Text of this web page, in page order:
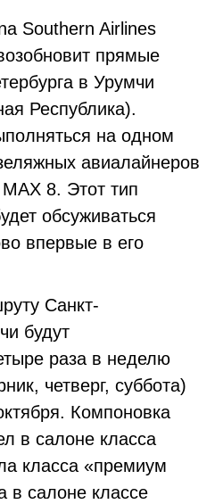
Southern Airlines
прямые
в Урумчи
Республика).
на одном
авиалайнеров
8. Этот тип
обсуживаться
впервые в его
Санкт-
будут
раза в неделю
четверг, суббота)
Компоновка
в салоне класса
класса «премиум
в салоне классе